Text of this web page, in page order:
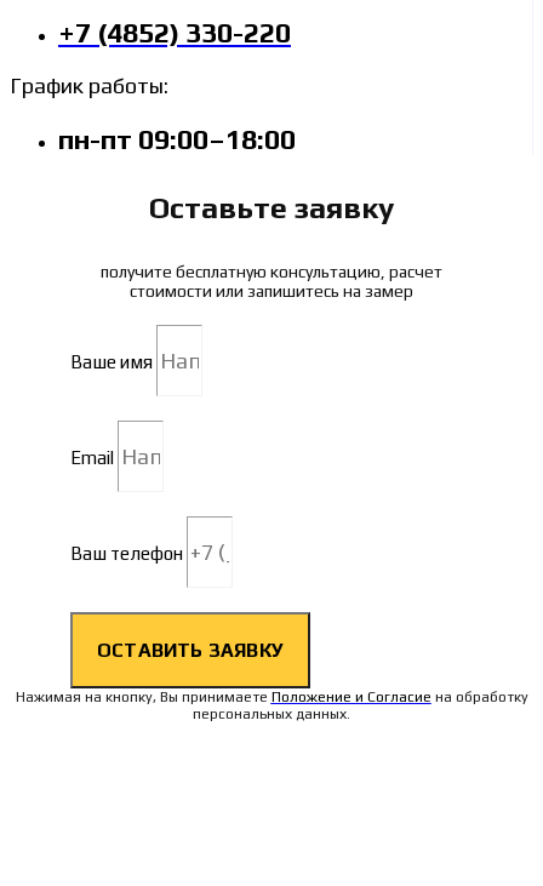
+7 (4852) 330-220
График работы:
пн-пт 09:00–18:00
Оставьте заявку
получите бесплатную консультацию, расчет
стоимости или запишитесь на замер
Ваше имя
Email
Ваш телефон
ОСТАВИТЬ ЗАЯВКУ
Нажимая на кнопку, Вы принимаете Положение и Согласие на обработку
персональных данных.